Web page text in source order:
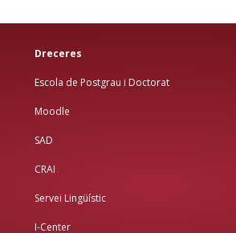
Dreceres
Escola de Postgrau i Doctorat
Moodle
SAD
CRAI
Servei Lingüístic
I-Center